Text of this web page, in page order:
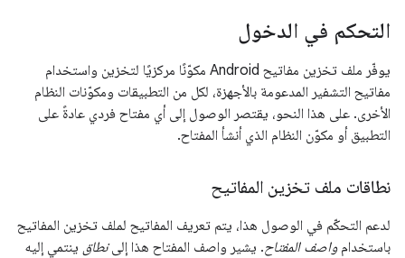
التحكم في الدخول
يوفّر ملف تخزين مفاتيح Android مكوّنًا مركزيًا لتخزين واستخدام
مفاتيح التشفير المدعومة بالأجهزة، لكل من التطبيقات ومكوّنات النظام
الأخرى. على هذا النحو، يقتصر الوصول إلى أي مفتاح فردي عادةً على
التطبيق أو مكوّن النظام الذي أنشأ المفتاح.
نطاقات ملف تخزين المفاتيح
لدعم التحكّم في الوصول هذا، يتم تعريف المفاتيح لملف تخزين المفاتيح
باستخدامواصف المفتاح. يشير واصف المفتاح هذا إلىنطاق ينتمي إليه